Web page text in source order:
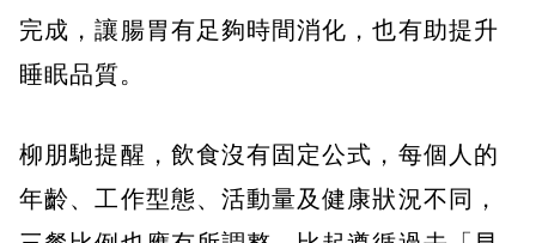
完成，讓腸胃有足夠時間消化，也有助提升
睡眠品質。
柳朋馳提醒，飲食沒有固定公式，每個人的
年齡、工作型態、活動量及健康狀況不同，